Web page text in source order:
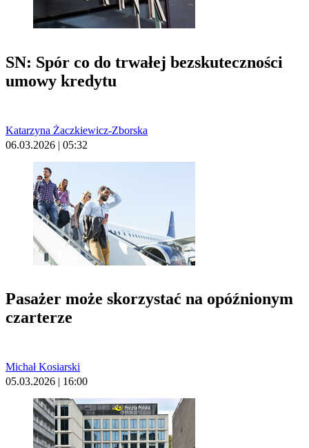
SN: Spór co do trwałej bezskuteczności
umowy kredytu
Katarzyna Żaczkiewicz-Zborska
06.03.2026 | 05:32
Pasażer może skorzystać na opóźnionym
czarterze
Michał Kosiarski
05.03.2026 | 16:00